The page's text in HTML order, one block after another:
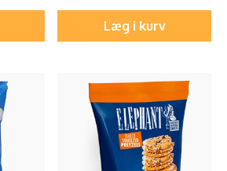
Læg i kurv